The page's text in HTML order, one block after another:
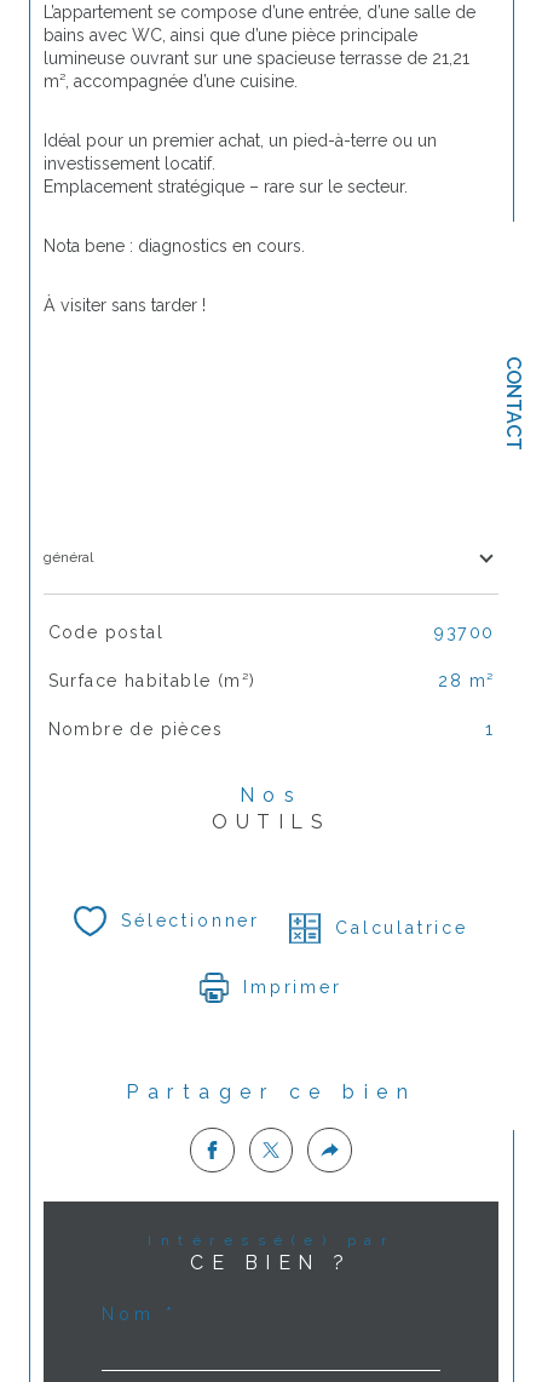
CONTACT
L’appartement se compose d’une entrée, d’une salle de
bains avec WC, ainsi que d’une pièce principale
lumineuse ouvrant sur une spacieuse terrasse de 21,21
m², accompagnée d’une cuisine.
Idéal pour un premier achat, un pied-à-terre ou un
investissement locatif.
Emplacement stratégique – rare sur le secteur.
Nota bene : diagnostics en cours.
À visiter sans tarder !
général
TRAD_SIROCCO_Caracteristique
Code postal 93700
Surface habitable (m²) 28 m²
Nombre de pièces 1
Nos
OUTILS
Sélectionner Calculatrice
Imprimer
Partager ce bien
Intéressé(e) par
CE BIEN ?
Nom *